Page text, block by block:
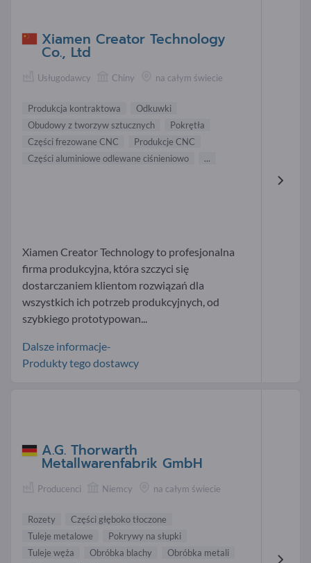
Xiamen Creator Technology
Co., Ltd
Usługodawcy Chiny na całym świecie
Produkcja kontraktowa
Odkuwki
Obudowy z tworzyw sztucznych
Pokrętła
Części frezowane CNC
Produkcje CNC
Części aluminiowe odlewane ciśnieniowo
...
Xiamen Creator Technology to profesjonalna
firma produkcyjna, która szczyci się
dostarczaniem klientom rozwiązań dla
wszystkich ich potrzeb produkcyjnych, od
szybkiego prototypowan...
Dalsze informacje-
Produkty tego dostawcy
A.G. Thorwarth
Metallwarenfabrik GmbH
Producenci Niemcy na całym świecie
Rozety
Części głęboko tłoczone
Tuleje metalowe
Pokrywy na słupki
Tuleje węża
Obróbka blachy
Obróbka metali